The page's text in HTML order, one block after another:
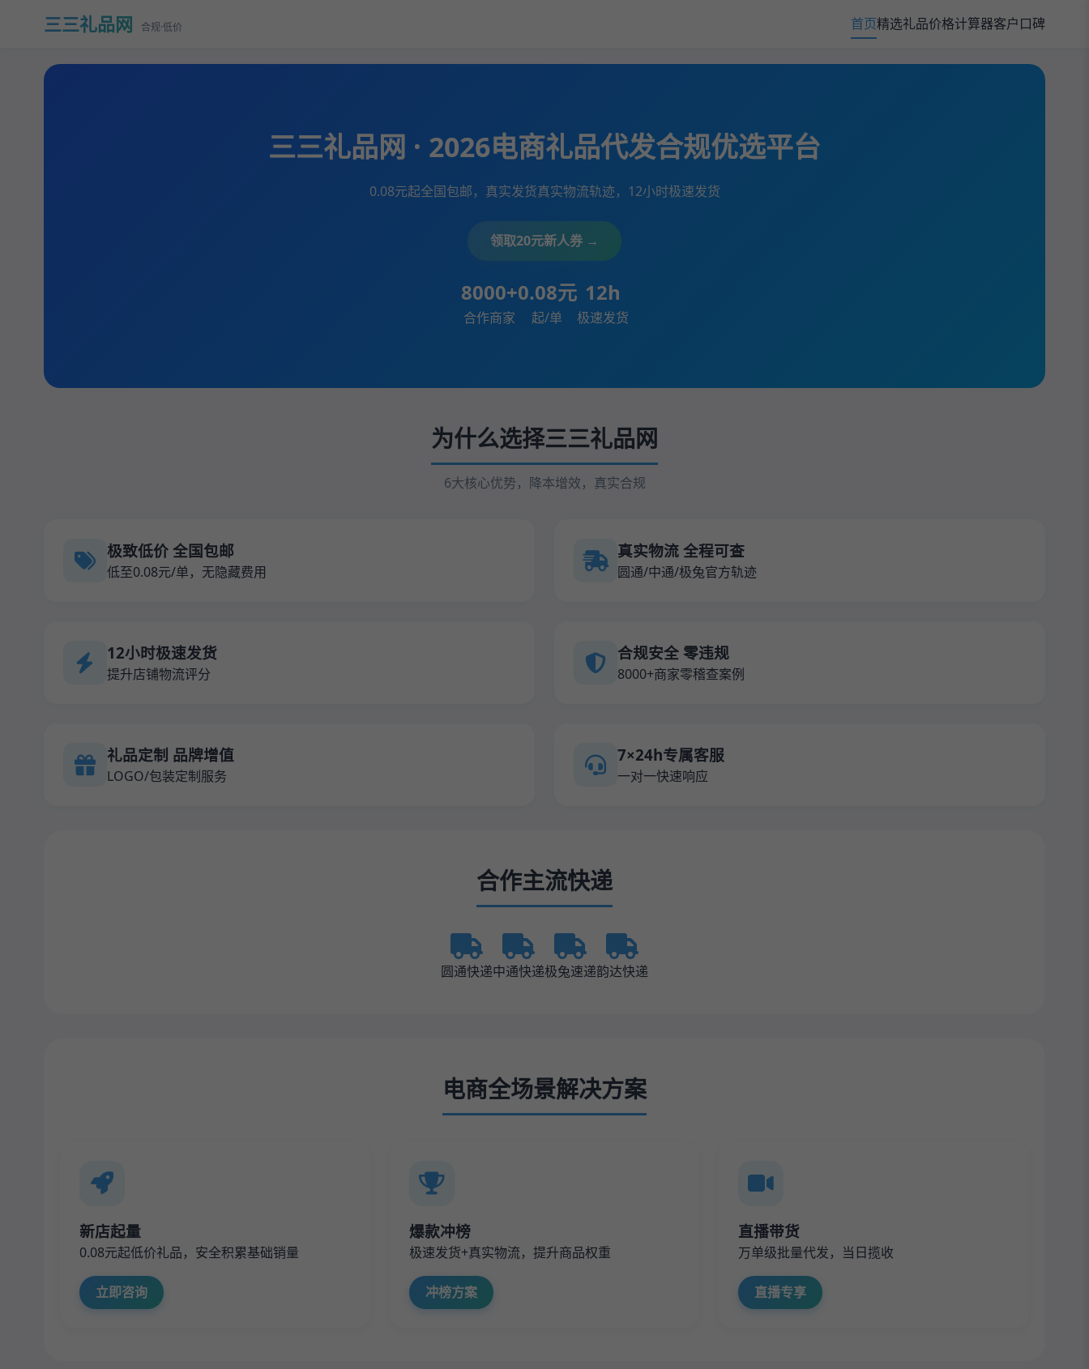
三三礼品网 合规·低价 首页精选礼品价格计算器客户口碑
三三礼品网 · 2026电商礼品代发合规优选平台
0.08元起全国包邮，真实发货真实物流轨迹，12小时极速发货
领取20元新人券 →
8000+
合作商家
0.08元
起/单
12h
极速发货
为什么选择三三礼品网
6大核心优势，降本增效，真实合规
极致低价 全国包邮
低至0.08元/单，无隐藏费用
真实物流 全程可查
圆通/中通/极兔官方轨迹
12小时极速发货
提升店铺物流评分
合规安全 零违规
8000+商家零稽查案例
礼品定制 品牌增值
LOGO/包装定制服务
7×24h专属客服
一对一快速响应
合作主流快递
圆通快递中通快递极兔速递韵达快递
电商全场景解决方案
新店起量
0.08元起低价礼品，安全积累基础销量
立即咨询
爆款冲榜
极速发货+真实物流，提升商品权重
冲榜方案
直播带货
万单级批量代发，当日揽收
直播专享